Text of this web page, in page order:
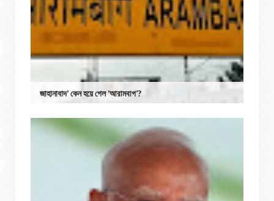
জাহানাবাদ’ কেন হয়ে গেল ‘আরামবাগ’?